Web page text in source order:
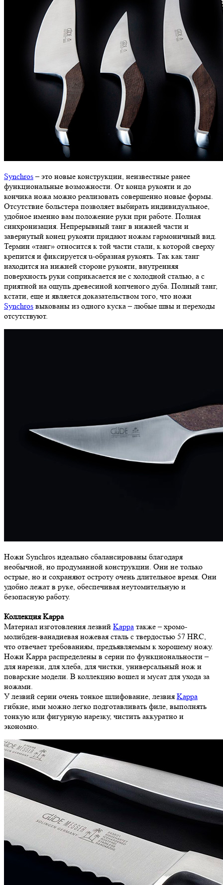
Synchros– это новые конструкции, неизвестные ранее
функциональные возможности. От конца рукояти и до
кончика ножа можно реализовать совершенно новые формы.
Отсутствие больстера позволяет выбирать индивидуальное,
удобное именно вам положение руки при работе. Полная
синхронизация. Непрерывный танг в нижней части и
завернутый конец рукояти придают ножам гармоничный вид.
Термин «танг» относится к той части стали, к которой сверху
крепится и фиксируется u-образная рукоять. Так как танг
находится на нижней стороне рукояти, внутренняя
поверхность руки соприкасается не с холодной сталью, а с
приятной на ощупь древесиной копченого дуба. Полный танг,
кстати, еще и является доказательством того, что ножи
Synchros выкованы из одного куска – любые швы и переходы
отсутствуют.
Ножи Synchros идеально сбалансированы благодаря
необычной, но продуманной конструкции. Они не только
острые, но и сохраняют остроту очень длительное время. Они
удобно лежат в руке, обеспечивая неутомительную и
безопасную работу.
Коллекция Kappa
Материал изготовления лезвий Kappa также – хромо-
молибден-ванадиевая ножевая сталь с твердостью 57 HRC,
что отвечает требованиям, предъявляемым к хорошему ножу.
Ножи Kappa распределены в серии по функциональности –
для нарезки, для хлеба, для чистки, универсальный нож и
поварские модели. В коллекцию вошел и мусат для ухода за
ножами.
У лезвий серии очень тонкое шлифование, лезвия Kappa
гибкие, ими можно легко подготавливать филе, выполнять
тонкую или фигурную нарезку, чистить аккуратно и
экономно.